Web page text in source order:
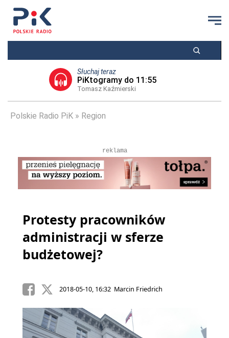
Słuchaj teraz
PiKtogramy do 11:55
Tomasz Kaźmierski
Polskie Radio PiK Region
reklama
Protesty pracowników
administracji w sferze
budżetowej?
2018-05-10, 16:32 Marcin Friedrich